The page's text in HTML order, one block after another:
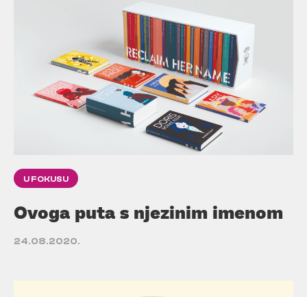
U FOKUSU
Ovoga puta s njezinim imenom
24.08.2020.